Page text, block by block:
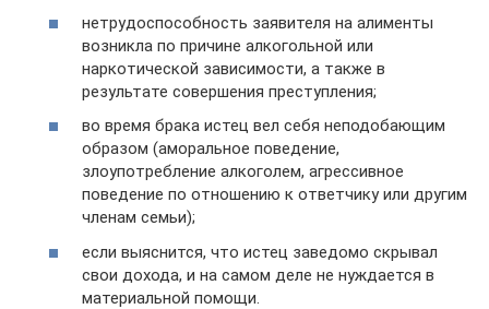
нетрудоспособность заявителя на алименты
возникла по причине алкогольной или
наркотической зависимости, а также в
результате совершения преступления;
во время брака истец вел себя неподобающим
образом (аморальное поведение,
злоупотребление алкоголем, агрессивное
поведение по отношению к ответчику или другим
членам семьи);
если выяснится, что истец заведомо скрывал
свои дохода, и на самом деле не нуждается в
материальной помощи.